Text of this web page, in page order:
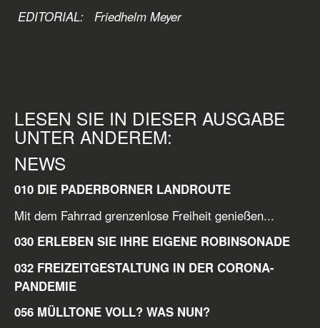
EDITORIAL:
Friedhelm Meyer
LESEN SIE IN DIESER AUSGABE
UNTER ANDEREM:
NEWS
010 DIE PADERBORNER LANDROUTE
Mit dem Fahrrad grenzenlose Freiheit genießen...
030 ERLEBEN SIE IHRE EIGENE ROBINSONADE
032 FREIZEITGESTALTUNG IN DER CORONA-
PANDEMIE
056 MÜLLTONE VOLL? WAS NUN?